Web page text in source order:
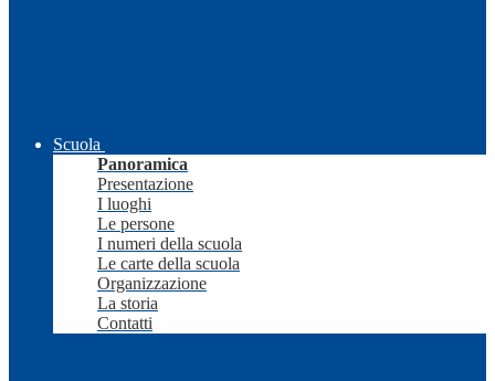
Scuola
Panoramica
Presentazione
I luoghi
Le persone
I numeri della scuola
Le carte della scuola
Organizzazione
La storia
Contatti